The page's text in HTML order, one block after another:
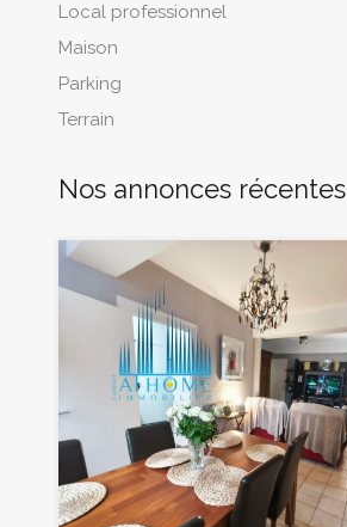
Local professionnel
Maison
Parking
Terrain
Nos annonces récentes